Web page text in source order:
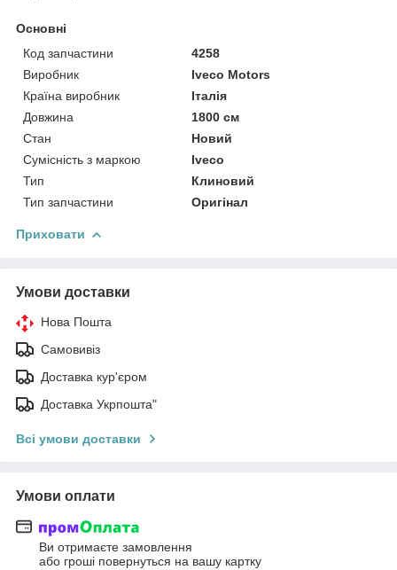
Основні
Код запчастини
4258
Виробник
Iveco Motors
Країна виробник
Італія
Довжина
1800 см
Стан
Новий
Сумісність з маркою
Iveco
Тип
Клиновий
Тип запчастини
Оригінал
Приховати
Умови доставки
Нова Пошта
Самовивіз
Доставка кур'єром
Доставка Укрпошта"
Всі умови доставки
Умови оплати
Ви отримаєте замовлення
або гроші повернуться на вашу картку